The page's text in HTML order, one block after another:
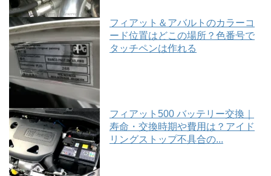
フィアット＆アバルトのカラーコ
ード位置はどこの場所？色番号で
タッチペンは作れる
フィアット500 バッテリー交換｜
寿命・交換時期や費用は？アイド
リングストップ不具合の...